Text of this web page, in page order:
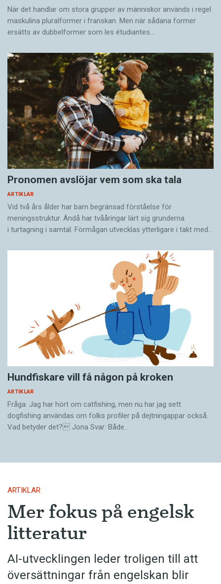
När det handlar om stora grupper av människor används i regel
maskulina pluralformer i franskan. Men när sådana ­former
ersätts av dubbel­former som les étudiantes…
Pronomen avslöjar vem som ska tala
ARTIKLAR
Vid två års ålder har barn begränsad förståelse för
meningsstruktur. Ändå har tvååringar lärt sig grunderna
i turtagning i samtal. Förmågan utvecklas ytterligare i takt med…
Hundfiskare vill få någon på kroken
ARTIKLAR
Fråga: Jag har hört om catfishing, men nu har jag sett
dogfishing användas om folks profiler på dejtningappar också.
Vad betyder det? Jona Svar: Både…
ARTIKLAR
Mer fokus på engelsk
litteratur
AI-utvecklingen leder troligen till att
översättningar från engelskan blir